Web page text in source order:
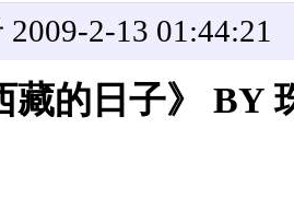
2-13 01:44:21
藏的日子》 BY